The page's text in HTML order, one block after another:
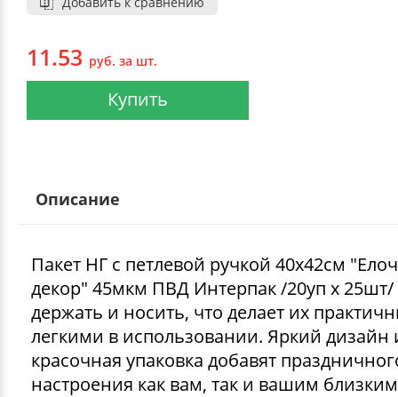
11.53 руб. за шт.
Купить
Описание
Пакет НГ с петлевой ручкой 40х42см
декор" 45мкм ПВД Интерпак /20уп х 25шт/
держать и носить, что делает их
легкими в использовании. Яркий дизайн
красочная упаковка добавят
настроения как вам, так и вашим